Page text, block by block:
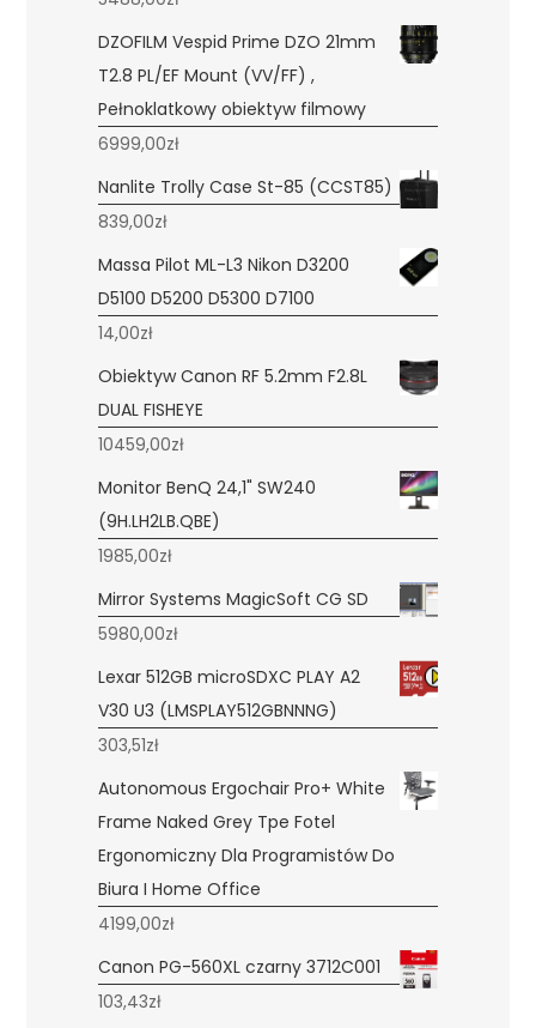
DZOFILM Vespid Prime DZO 21mm
T2.8 PL/EF Mount (VV/FF) ,
Pełnoklatkowy obiektyw filmowy
6999,00zł
Nanlite Trolly Case St-85 (CCST85)
839,00zł
Massa Pilot ML-L3 Nikon D3200
D5100 D5200 D5300 D7100
14,00zł
Obiektyw Canon RF 5.2mm F2.8L
DUAL FISHEYE
10459,00zł
Monitor BenQ 24,1" SW240
(9H.LH2LB.QBE)
1985,00zł
Mirror Systems MagicSoft CG SD
5980,00zł
Lexar 512GB microSDXC PLAY A2
V30 U3 (LMSPLAY512GBNNNG)
303,51zł
Autonomous Ergochair Pro+ White
Frame Naked Grey Tpe Fotel
Ergonomiczny Dla Programistów Do
Biura I Home Office
4199,00zł
Canon PG-560XL czarny 3712C001
103,43zł